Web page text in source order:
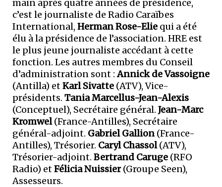
main après quatre années de présidence,
c’est le journaliste de Radio Caraïbes
International, Herman Rose-Elie qui a été
élu à la présidence de l’association. HRE est
le plus jeune journaliste accédant à cette
fonction. Les autres membres du Conseil
d’administration sont :Annick de Vassoigne
(Antilla) etKarl Sivatte (ATV), Vice-
présidents. Tania Marcellus-Jean-Alexis
(Conceptuel), Secrétaire général. Jean-Marc
Kromwel(France-Antilles), Secrétaire
général-adjoint. Gabriel Gallion (France-
Antilles), Trésorier. Caryl Chassol(ATV),
Trésorier-adjoint. Bertrand Caruge (RFO
Radio) etFélicia Nuissier(Groupe Seen),
Assesseurs.